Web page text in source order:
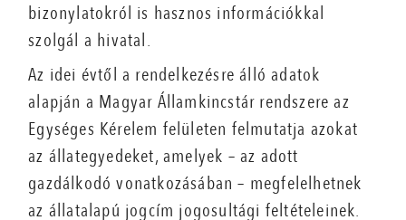
bizonylatokról is hasznos információkkal
szolgál a hivatal.
Az idei évtől a rendelkezésre álló adatok
alapján a Magyar Államkincstár rendszere az
Egységes Kérelem felületen felmutatja azokat
az állategyedeket, amelyek – az adott
gazdálkodó vonatkozásában – megfelelhetnek
az állatalapú jogcím jogosultági feltételeinek.